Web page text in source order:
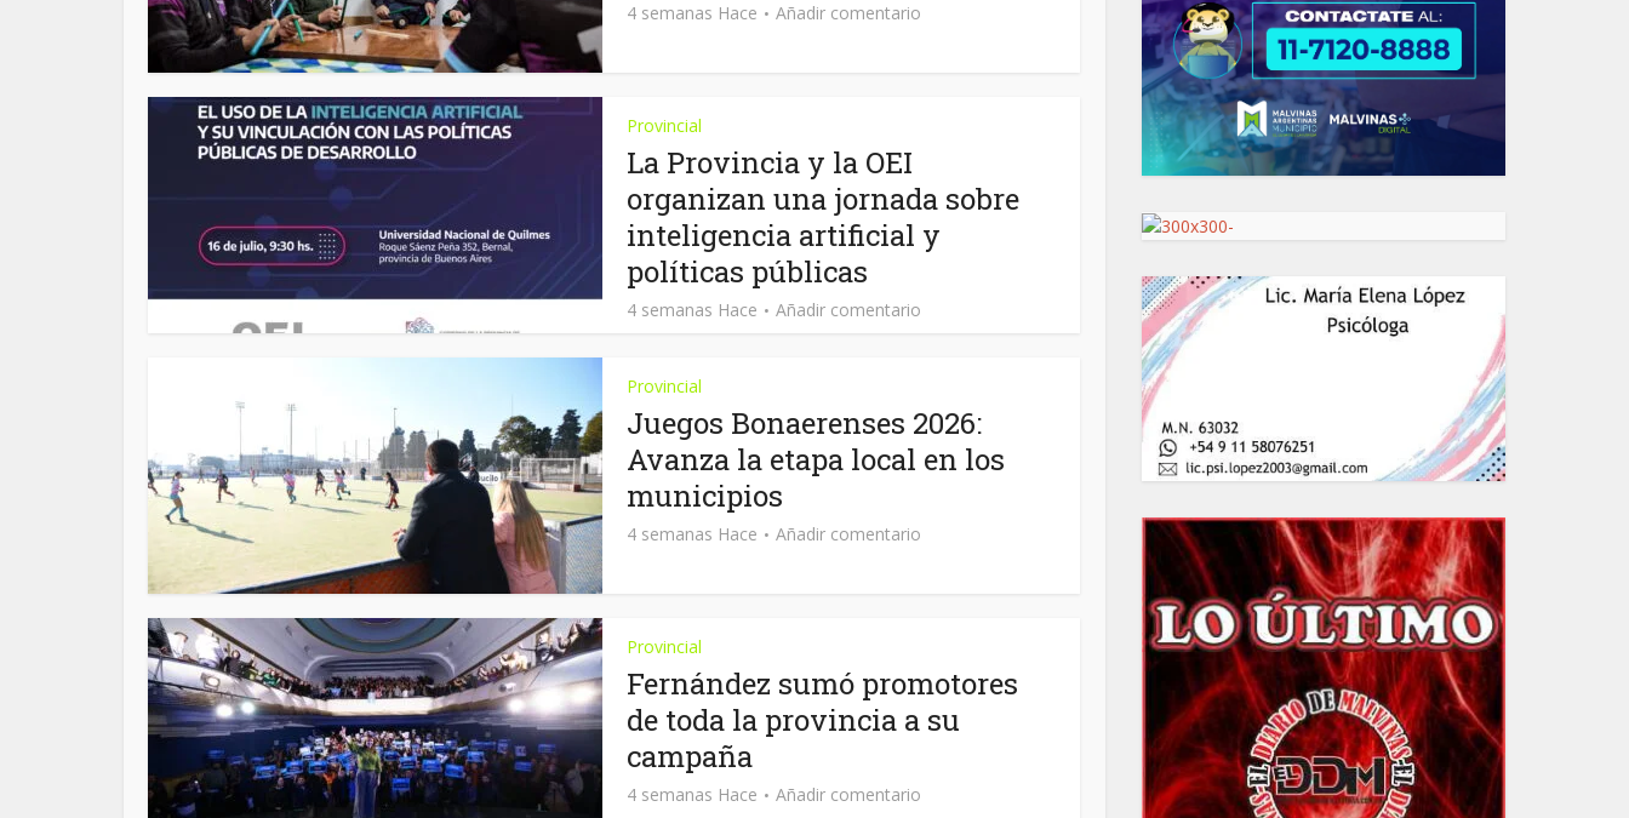
4 semanas Hace Añadir comentario
Provincial
La Provincia y la OEI
organizan una jornada sobre
inteligencia artificial y
políticas públicas
4 semanas Hace Añadir comentario
Provincial
Juegos Bonaerenses 2026:
Avanza la etapa local en los
municipios
4 semanas Hace Añadir comentario
Provincial
Fernández sumó promotores
de toda la provincia a su
campaña
4 semanas Hace Añadir comentario